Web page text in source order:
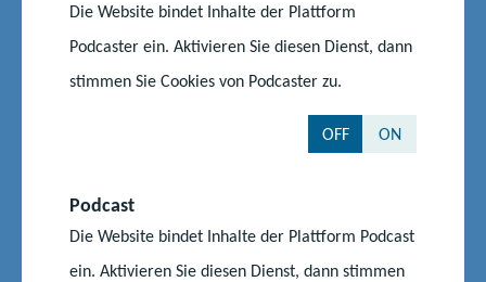
Die Website bindet Inhalte der Plattform
Podcaster ein. Aktivieren Sie diesen Dienst, dann
stimmen Sie Cookies von Podcaster zu.
OFF ON
Podcast
Die Website bindet Inhalte der Plattform Podcast
ein. Aktivieren Sie diesen Dienst, dann stimmen
N.N.
Geschäftsstelle des Landesschülerrats beim